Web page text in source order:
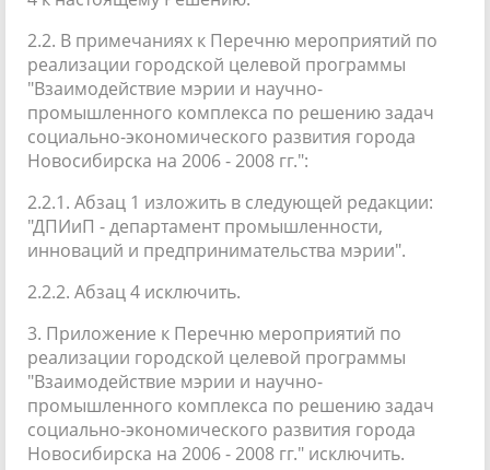
2.2. В примечаниях к Перечню мероприятий по
реализации городской целевой программы
"Взаимодействие мэрии и научно-
промышленного комплекса по решению задач
социально-экономического развития города
Новосибирска на 2006 - 2008 гг.":
2.2.1. Абзац 1 изложить в следующей редакции:
"ДПИиП - департамент промышленности,
инноваций и предпринимательства мэрии".
2.2.2. Абзац 4 исключить.
3. Приложение к Перечню мероприятий по
реализации городской целевой программы
"Взаимодействие мэрии и научно-
промышленного комплекса по решению задач
социально-экономического развития города
Новосибирска на 2006 - 2008 гг." исключить.